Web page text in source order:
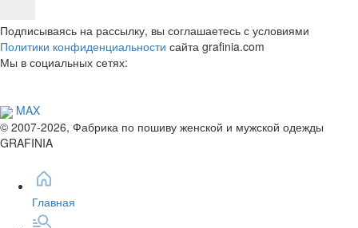
Подписываясь на рассылку, вы соглашаетесь с условиями
Политики конфиденциальности сайта grafinia.com
Мы в социальных сетях:
MAX
© 2007-2026, Фабрика по пошиву женской и мужской одежды
GRAFINIA
Главная